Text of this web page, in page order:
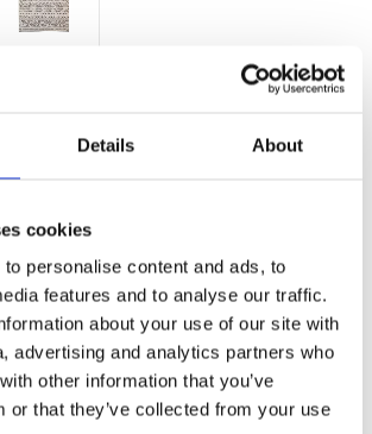
Details About
cookies
personalise content and ads, to
features and to analyse our traffic.
about your use of our site with
advertising and analytics partners who
other information that you’ve
or that they’ve collected from your use
2-10 dagars leveranstid
Artikelnr
Inhouse Group
med Klarna